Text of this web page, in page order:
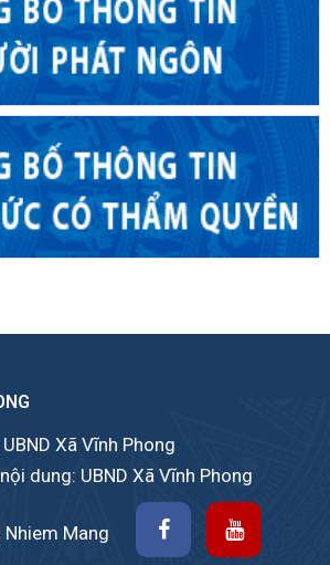
Xã Vĩnh Phong
dung: UBND Xã Vĩnh Phong